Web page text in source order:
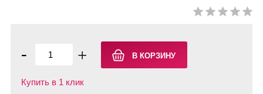
- +
Купить в 1 клик